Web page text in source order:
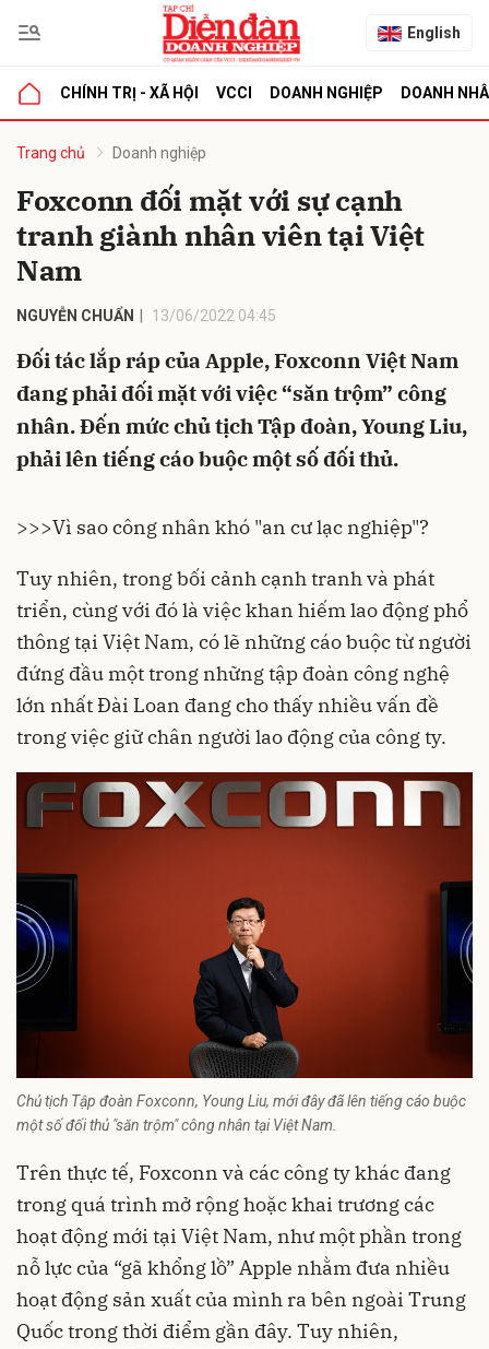
English
CHÍNH TRỊ - XÃ HỘI VCCI DOANH NGHIỆP DOANH
Trang chủ Doanh nghiệp
Foxconn đối mặt với sự cạnh
tranh giành nhân viên tại Việt
Nam
NGUYỄN CHUẨN 13/06/2022 04:45
Đối tác lắp ráp của Apple, Foxconn Việt Nam
đang phải đối mặt với việc “săn trộm” công
nhân. Đến mức chủ tịch Tập đoàn, Young Liu,
phải lên tiếng cáo buộc một số đối thủ.
>>>Vì sao công nhân khó "an cư lạc nghiệp"?
Tuy nhiên, trong bối cảnh cạnh tranh và phát
triển, cùng với đó là việc khan hiếm lao động phổ
thông tại Việt Nam, có lẽ những cáo buộc từ người
đứng đầu một trong những tập đoàn công nghệ
lớn nhất Đài Loan đang cho thấy nhiều vấn đề
trong việc giữ chân người lao động của công ty.
Chủ tịch Tập đoàn Foxconn, Young Liu, mới đây đã lên tiếng cáo buộc
một số đối thủ "săn trộm" công nhân tại Việt Nam.
Trên thực tế, Foxconn và các công ty khác đang
trong quá trình mở rộng hoặc khai trương các
hoạt động mới tại Việt Nam, như một phần trong
nỗ lực của “gã khổng lồ” Apple nhằm đưa nhiều
hoạt động sản xuất của mình ra bên ngoài Trung
Quốc trong thời điểm gần đây. Tuy nhiên,
luận
Hủy